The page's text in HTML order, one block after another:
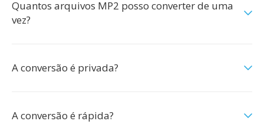
Quantos arquivos MP2 posso converter de uma
vez?
A conversão é privada?
A conversão é rápida?